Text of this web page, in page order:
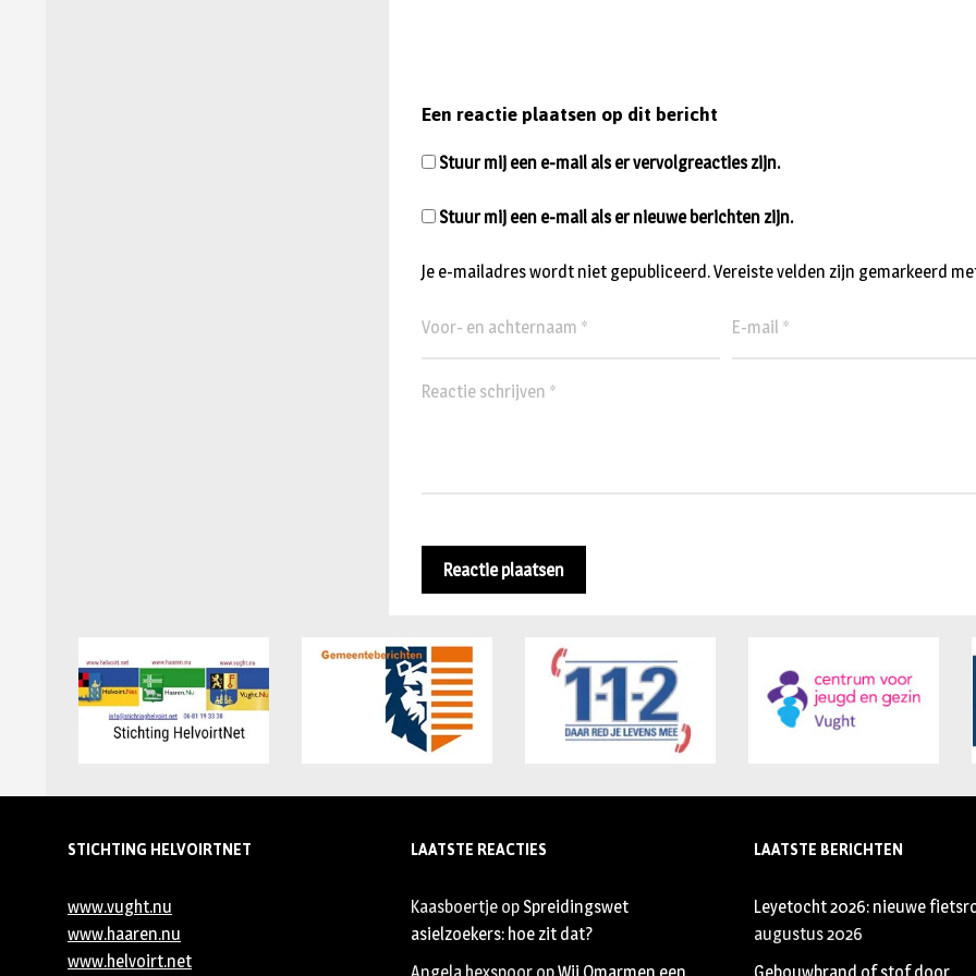
Een reactie plaatsen op dit bericht
Je e-mailadres wordt niet gepubliceerd.Vereiste velden zijn gemarkeerd
Stuur mij een e-mail als er vervolgreacties zijn.
Stuur mij een e-mail als er nieuwe berichten zijn.
STICHTING HELVOIRTNET
www.vught.nu
www.haaren.nu
www.helvoirt.net
LAATSTE REACTIES
Kaasboertje op Spreidingswet
asielzoekers: hoe zit dat?
LAATSTE BERICHTEN
Leyetocht 2026: nieuwe
augustus 2026